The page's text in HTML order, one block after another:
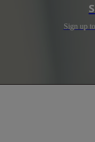
Sign up